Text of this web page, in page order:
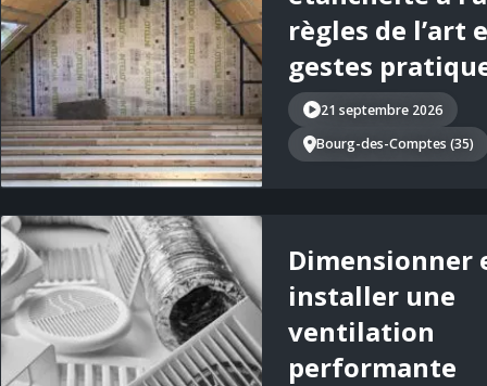
règles de l’art
gestes
21 septembre 2026
Bourg-des-Comptes (35)
Dimensionner
installer une
ventilation
performante